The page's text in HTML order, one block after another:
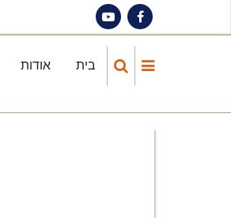
to
Main
בית אודות